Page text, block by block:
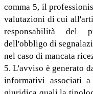
comma 5, il
valutazioni di cui
responsabilità del
dell'obbligo di
nel caso di mancata
5. L'avviso è generato
informativi associati